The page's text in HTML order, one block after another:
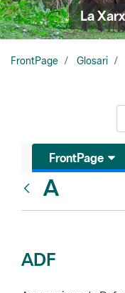
La
FrontPage Glosari
FrontPage
A
ADF